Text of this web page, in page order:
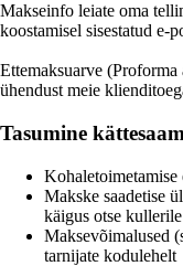
Makseinfo leiate oma
koostamisel sisestatud e-
Ettemaksuarve
ühendust meie
Tasumine
Kohaletoimetamise
Makske saadetise
käigus otse kullerile
Maksevõimalused
tarnijate kodulehelt